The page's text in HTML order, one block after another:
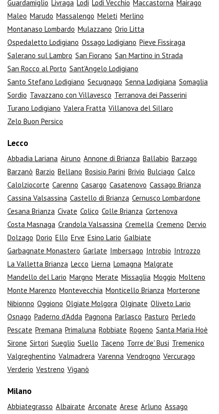
Guardamiglio Livraga Lodi Lodi Vecchio Maccastorna Mairago
Maleo Marudo Massalengo Meleti Merlino
Montanaso Lombardo Mulazzano Orio Litta
Ospedaletto Lodigiano Ossago Lodigiano Pieve Fissiraga
Salerano sul Lambro San Fiorano San Martino in Strada
San Rocco al Porto Sant'Angelo Lodigiano
Santo Stefano Lodigiano Secugnago Senna Lodigiana Somaglia
Sordio Tavazzano con Villavesco Terranova dei Passerini
Turano Lodigiano Valera Fratta Villanova del Sillaro
Zelo Buon Persico
Lecco
Abbadia Lariana Airuno Annone di Brianza Ballabio Barzago
Barzanò Barzio Bellano Bosisio Parini Brivio Bulciago Calco
Calolziocorte Carenno Casargo Casatenovo Cassago Brianza
Cassina Valsassina Castello di Brianza Cernusco Lombardone
Cesana Brianza Civate Colico Colle Brianza Cortenova
Costa Masnaga Crandola Valsassina Cremella Cremeno Dervio
Dolzago Dorio Ello Erve Esino Lario Galbiate
Garbagnate Monastero Garlate Imbersago Introbio Introzzo
La Valletta Brianza Lecco Lierna Lomagna Malgrate
Mandello del Lario Margno Merate Missaglia Moggio Molteno
Monte Marenzo Montevecchia Monticello Brianza Morterone
Nibionno Oggiono Olgiate Molgora Olginate Oliveto Lario
Osnago Paderno d'Adda Pagnona Parlasco Pasturo Perledo
Pescate Premana Primaluna Robbiate Rogeno Santa Maria Hoè
Sirone Sirtori Sueglio Suello Taceno Torre de' Busi Tremenico
Valgreghentino Valmadrera Varenna Vendrogno Vercurago
Verderio Vestreno Viganò
Milano
Abbiategrasso Albairate Arconate Arese Arluno Assago